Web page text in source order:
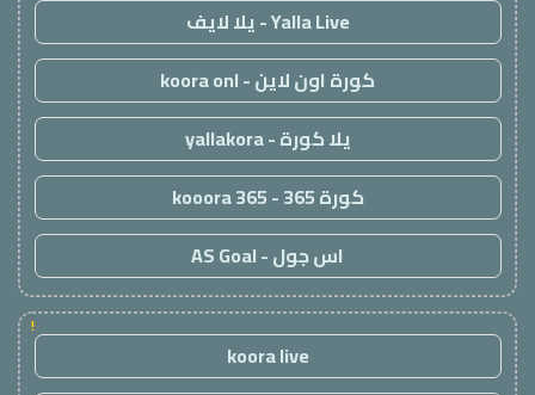
Yalla Live - يلا لايف
كورة اون لاين - koora onl
يلا كورة - yallakora
كورة 365 - kooora 365
اس جول - AS Goal
!
koora live